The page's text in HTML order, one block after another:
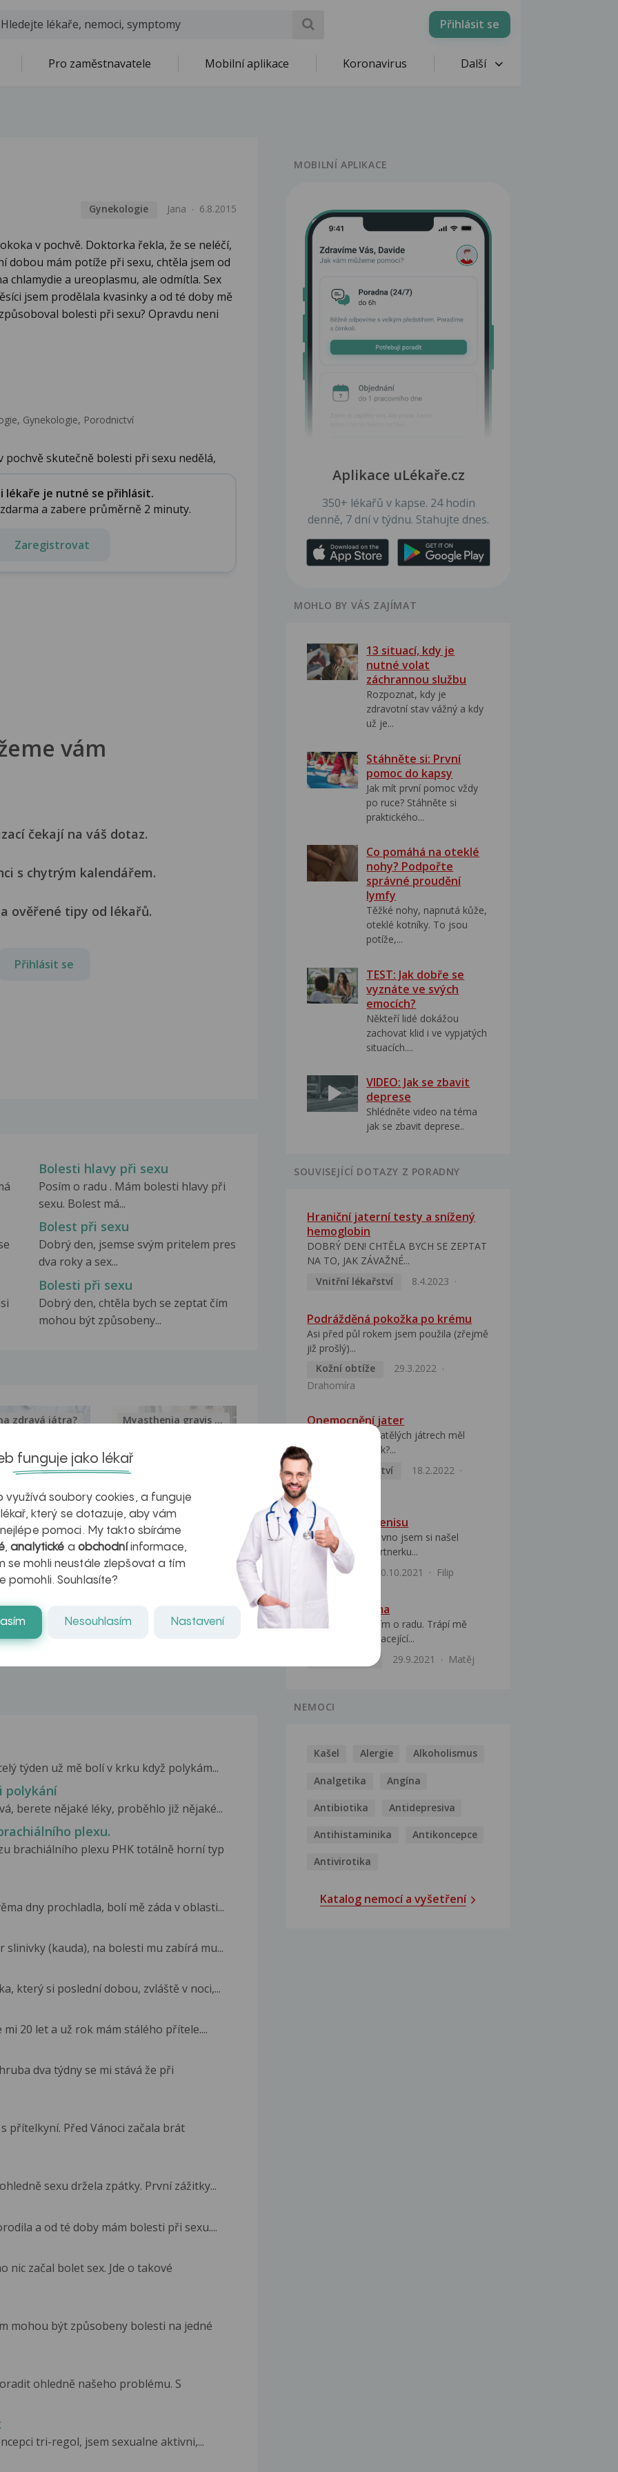
Přihlásit se
Pro zaměstnavatele Mobilní aplikace Koronavirus Další
Gynekologie Jana 6.8.2015
v pochvě. Doktorka řekla, že se neléčí,
dobou mám potíže při sexu, chtěla jsem od
chlamydie a ureoplasmu, ale odmítla. Sex
jsem prodělala kvasinky a od té doby mě
bolesti při sexu? Opravdu neni
Gynekologie, Porodnictví
pochvě skutečně bolesti při sexu nedělá,
lékaře je nutné se přihlásit.
a zabere průměrně 2 minuty.
Zaregistrovat
vám
čekají na váš dotaz.
s chytrým kalendářem.
ověřené tipy od lékařů.
Přihlásit se
Bolesti hlavy při sexu
Posím o radu . Mám bolesti hlavy při
sexu. Bolest má...
Bolest při sexu
Dobrý den, jsemse svým pritelem pres
dva roky a sex...
Bolesti při sexu
Dobrý den, chtěla bych se zeptat čím
mohou být způsobeny...
v datech a
zdravá játra?
Inovativní
léčba
myastenie –
kteří ji...
Myasthenia gravis – vše, co...
týden už mě bolí v krku když polykám...
polykání
berete nějaké léky, proběhlo již nějaké...
plexu.
brachiálního plexu PHK totálně horní typ
dny prochladla, bolí mě záda v oblasti...
(kauda), na bolesti mu zabírá mu...
který si poslední dobou, zvláště v noci,...
20 let a už rok mám stálého přítele....
dva týdny se mi stává že při
přítelkyní. Před Vánoci začala brát
sexu držela zpátky. První zážitky...
a od té doby mám bolesti při sexu....
nic začal bolet sex. Jde o takové
mohou být způsobeny bolesti na jedné
ohledně našeho problému. S
tri-regol, jsem sexualne aktivni,...
MOBILNÍ APLIKACE
Aplikace uLékaře.cz
350+ lékařů v kapse. 24 hodin
denně, 7 dní v týdnu. Stahujte dnes.
MOHLO BY VÁS ZAJÍMAT
13 situací, kdy je
nutné volat
záchrannou službu
Rozpoznat, kdy je
zdravotní stav vážný a kdy
už je...
Stáhněte si: První
pomoc do kapsy
Jak mít první pomoc vždy
po ruce? Stáhněte si
praktického...
Co pomáhá na oteklé
nohy? Podpořte
správné proudění
lymfy
Těžké nohy, napnutá kůže,
oteklé kotníky. To jsou
potíže,...
TEST: Jak dobře se
vyznáte ve svých
emocích?
Někteří lidé dokážou
zachovat klid i ve vypjatých
situacích....
VIDEO: Jak se zbavit
deprese
Shlédněte video na téma
jak se zbavit deprese..
SOUVISEJÍCÍ DOTAZY Z PORADNY
Hraniční jaterní testy a snížený
hemoglobin
DOBRÝ DEN! CHTĚLA BYCH SE ZEPTAT
NA TO, JAK ZÁVAŽNÉ...
Vnitřní lékařství
8.4.2023
Podrážděná pokožka po krému
Asi před půl rokem jsem použila (zřejmě
již prošlý)...
Kožní obtíže
29.3.2022
Drahomíra
Onemocnění jater
Jak by při ztukovatělých játrech měl
vypadat jídelníček?...
Vnitřní lékařství
18.2.2022
Denis
Čirý výtok z penisu
Dobrý den, nedávno jsem si našel
novou novou partnerku...
Urologie
10.10.2021 Filip
Chronická rýma
Dobrý den, prosím o radu. Trápí mě
opakovaně se vracející...
29.9.2021 Matěj
NEMOCI
Kašel Alergie Alkoholismus
Analgetika Angína
Antibiotika Antidepresiva
Antihistaminika Antikoncepce
Antivirotika
Katalog nemocí a vyšetření
funguje jako lékař
využívá soubory cookies, a funguje
který se dotazuje, aby vám
pomoci. My takto sbíráme
,analytické a obchodníinformace,
se mohli neustále zlepšovat a tím
pomohli. Souhlasíte?
Nesouhlasím Nastavení